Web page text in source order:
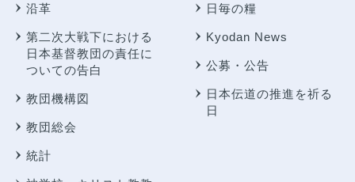
沿革
第二次大戦下における
日本基督教団の責任に
ついての告白
教団機構図
教団総会
統計
日毎の糧
Kyodan News
公募・公告
日本伝道の推進を祈る
日